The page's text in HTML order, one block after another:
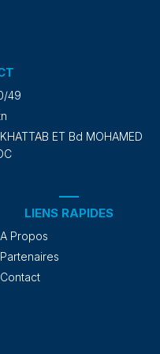
LIENS RAPIDES
A Propos
Partenaires
Contact
49
ET Bd MOHAMED